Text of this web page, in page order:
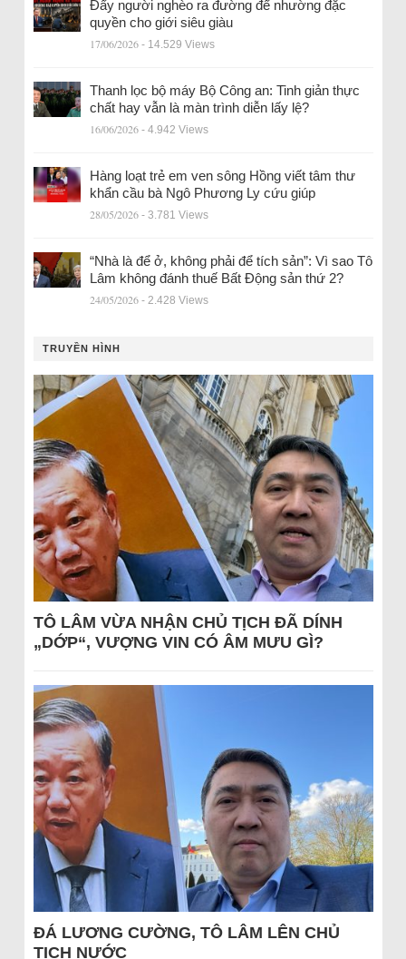
Đẩy người nghèo ra đường để nhường đặc
quyền cho giới siêu giàu
17/06/2026 - 14.529 Views
Thanh lọc bộ máy Bộ Công an: Tinh giản thực
chất hay vẫn là màn trình diễn lấy lệ?
16/06/2026 - 4.942 Views
Hàng loạt trẻ em ven sông Hồng viết tâm thư
khẩn cầu bà Ngô Phương Ly cứu giúp
28/05/2026 - 3.781 Views
“Nhà là để ở, không phải để tích sản”: Vì sao Tô
Lâm không đánh thuế Bất Động sản thứ 2?
24/05/2026 - 2.428 Views
TRUYỀN HÌNH
TÔ LÂM VỪA NHẬN CHỦ TỊCH ĐÃ DÍNH
„DỚP“, VƯỢNG VIN CÓ ÂM MƯU GÌ?
ĐÁ LƯƠNG CƯỜNG, TÔ LÂM LÊN CHỦ
TỊCH NƯỚC